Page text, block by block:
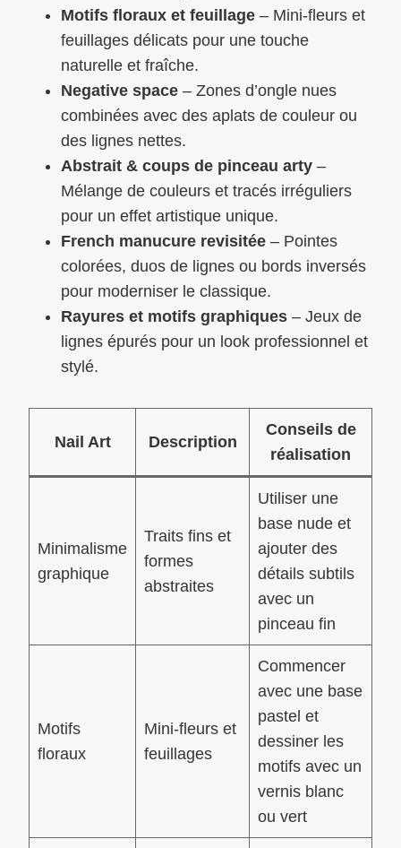
Motifs floraux et feuillage – Mini-fleurs et
feuillages délicats pour une touche
naturelle et fraîche.
Negative space – Zones d’ongle nues
combinées avec des aplats de couleur ou
des lignes nettes.
Abstrait & coups de pinceau arty –
Mélange de couleurs et tracés irréguliers
pour un effet artistique unique.
French manucure revisitée – Pointes
colorées, duos de lignes ou bords inversés
pour moderniser le classique.
Rayures et motifs graphiques – Jeux de
lignes épurés pour un look professionnel et
stylé.
Nail Art Description
Conseils de
réalisation
Minimalisme
graphique
Traits fins et
formes
abstraites
Utiliser une
base nude et
ajouter des
détails subtils
avec un
pinceau fin
Motifs
floraux
Mini-fleurs et
feuillages
Commencer
avec une base
pastel et
dessiner les
motifs avec un
vernis blanc
ou vert